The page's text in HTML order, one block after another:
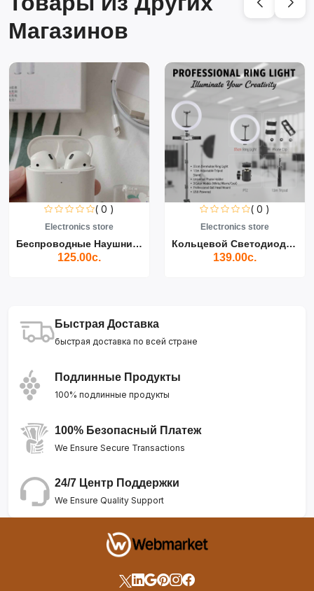
Магазинов
( 0 )
Electronics store
Беспроводные Наушники Air...
125.00с.
( 0 )
Electronics store
Кольцевой Светодиодный Св...
139.00с.
Быстрая Доставка
быстрая доставка по всей стране
Подлинные Продукты
100% подлинные продукты
100% Безопасный Платеж
We Ensure Secure Transactions
24/7 Центр Поддержки
We Ensure Quality Support